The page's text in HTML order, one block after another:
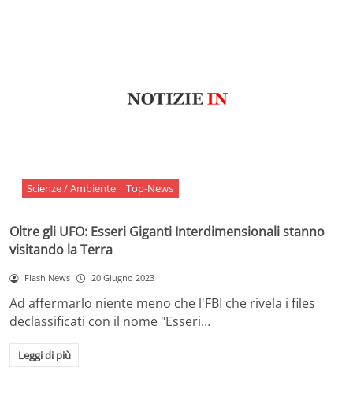
Scienze / Ambiente Top-News
Oltre gli UFO: Esseri Giganti Interdimensionali stanno
visitando la Terra
Flash News 20 Giugno 2023
Ad affermarlo niente meno che l'FBI che rivela i files
declassificati con il nome "Esseri…
Leggi di più